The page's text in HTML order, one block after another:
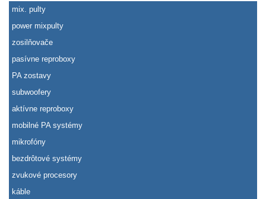
mix. pulty
power mixpulty
zosilňovače
pasívne reproboxy
PA zostavy
subwoofery
aktívne reproboxy
mobilné PA systémy
mikrofóny
bezdrôtové systémy
zvukové procesory
káble